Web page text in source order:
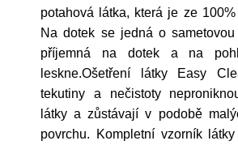
potahová látka, která je ze
Na dotek se jedná o
příjemná na dotek a na
leskne.Ošetření látky Easy
tekutiny a nečistoty
látky a zůstávají v podobě
povrchu. Kompletní vzorník